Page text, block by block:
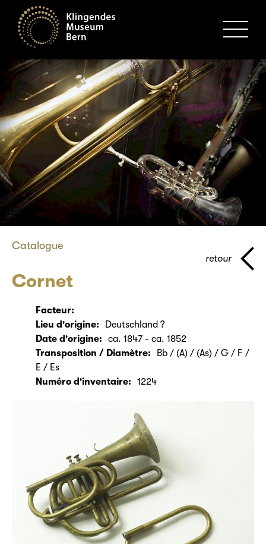
Catalogue
Cornet
retour
Facteur:
Lieu d'origine:
Deutschland ?
Date d'origine:
ca. 1847 - ca. 1852
Transposition / Diamètre:
Bb / (A) / (As) / G / F /
E / Es
Numéro d'inventaire:
1224